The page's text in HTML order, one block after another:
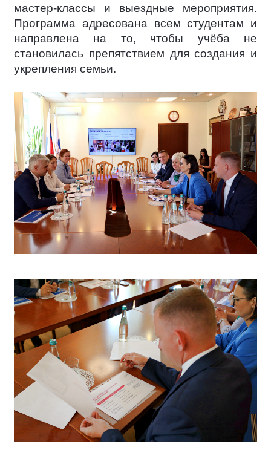
мастер-классы и выездные мероприятия.
Программа адресована всем студентам и
направлена на то, чтобы учёба не
становилась препятствием для создания и
укрепления семьи.